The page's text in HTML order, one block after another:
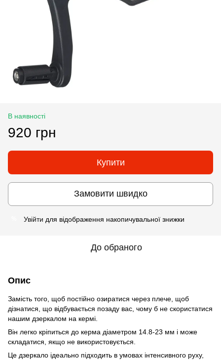
В наявності
920 грн
Купити
Замовити швидко
Увійти для відображення накопичувальної знижки
До обраного
Опис
Замість того, щоб постійно озиратися через плече, щоб
дізнатися, що відбувається позаду вас, чому б не скористатися
нашим дзеркалом на кермі.
Він легко кріпиться до керма діаметром 14.8-23 мм і може
складатися, якщо не використовується.
Це дзеркало ідеально підходить в умовах інтенсивного руху,